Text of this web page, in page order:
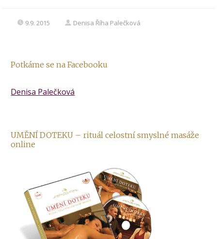
9.9. 2015 Denisa Říha Palečková
Potkáme se na Facebooku
Denisa Palečková
UMĚNÍ DOTEKU – rituál celostní smyslné masáže
online